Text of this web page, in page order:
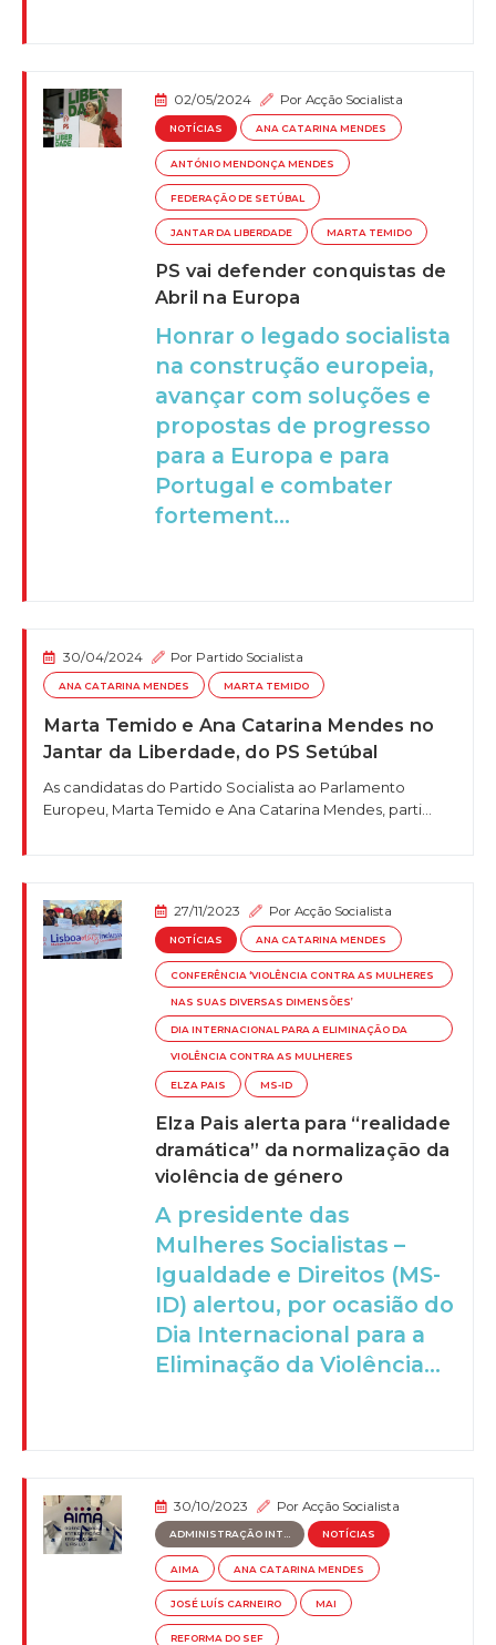
02/05/2024 PorAcção Socialista
NOTÍCIAS ANA CATARINA MENDES
ANTÓNIO MENDONÇA MENDES
FEDERAÇÃO DE SETÚBAL
JANTAR DA LIBERDADE MARTA TEMIDO
PS vai defender conquistas de
Abril na Europa
Honrar o legado socialista
na construção europeia,
avançar com soluções e
propostas de progresso
para a Europa e para
Portugal e combater
fortement...
30/04/2024 Por Partido Socialista
ANA CATARINA MENDES MARTA TEMIDO
Marta Temido e Ana Catarina Mendes no
Jantar da Liberdade, do PS Setúbal
As candidatas do Partido Socialista ao Parlamento
Europeu, Marta Temido e Ana Catarina Mendes, parti...
27/11/2023 PorAcção Socialista
NOTÍCIAS ANA CATARINA MENDES
CONFERÊNCIA ‘VIOLÊNCIA CONTRA AS MULHERES
NAS SUAS DIVERSAS DIMENSÕES’
DIA INTERNACIONAL PARA A ELIMINAÇÃO DA
VIOLÊNCIA CONTRA AS MULHERES
ELZA PAIS MS-ID
Elza Pais alerta para “realidade
dramática” da normalização da
violência de género
A presidente das
Mulheres Socialistas –
Igualdade e Direitos (MS-
ID) alertou, por ocasião do
Dia Internacional para a
Eliminação da Violência...
30/10/2023 PorAcção Socialista
ADMINISTRAÇÃO INT... NOTÍCIAS
AIMA ANA CATARINA MENDES
JOSÉ LUÍS CARNEIRO MAI
REFORMA DO SEF